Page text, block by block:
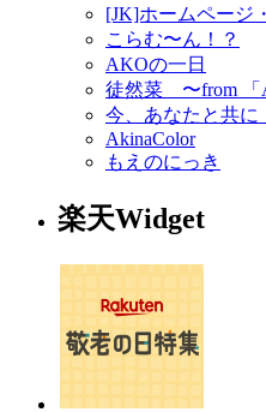
[JK]ホームページ
こらむ〜ん！？
AKOの一日
徒然菜 〜from 「
今、あなたと共に
AkinaColor
もえのにっき
楽天Widget